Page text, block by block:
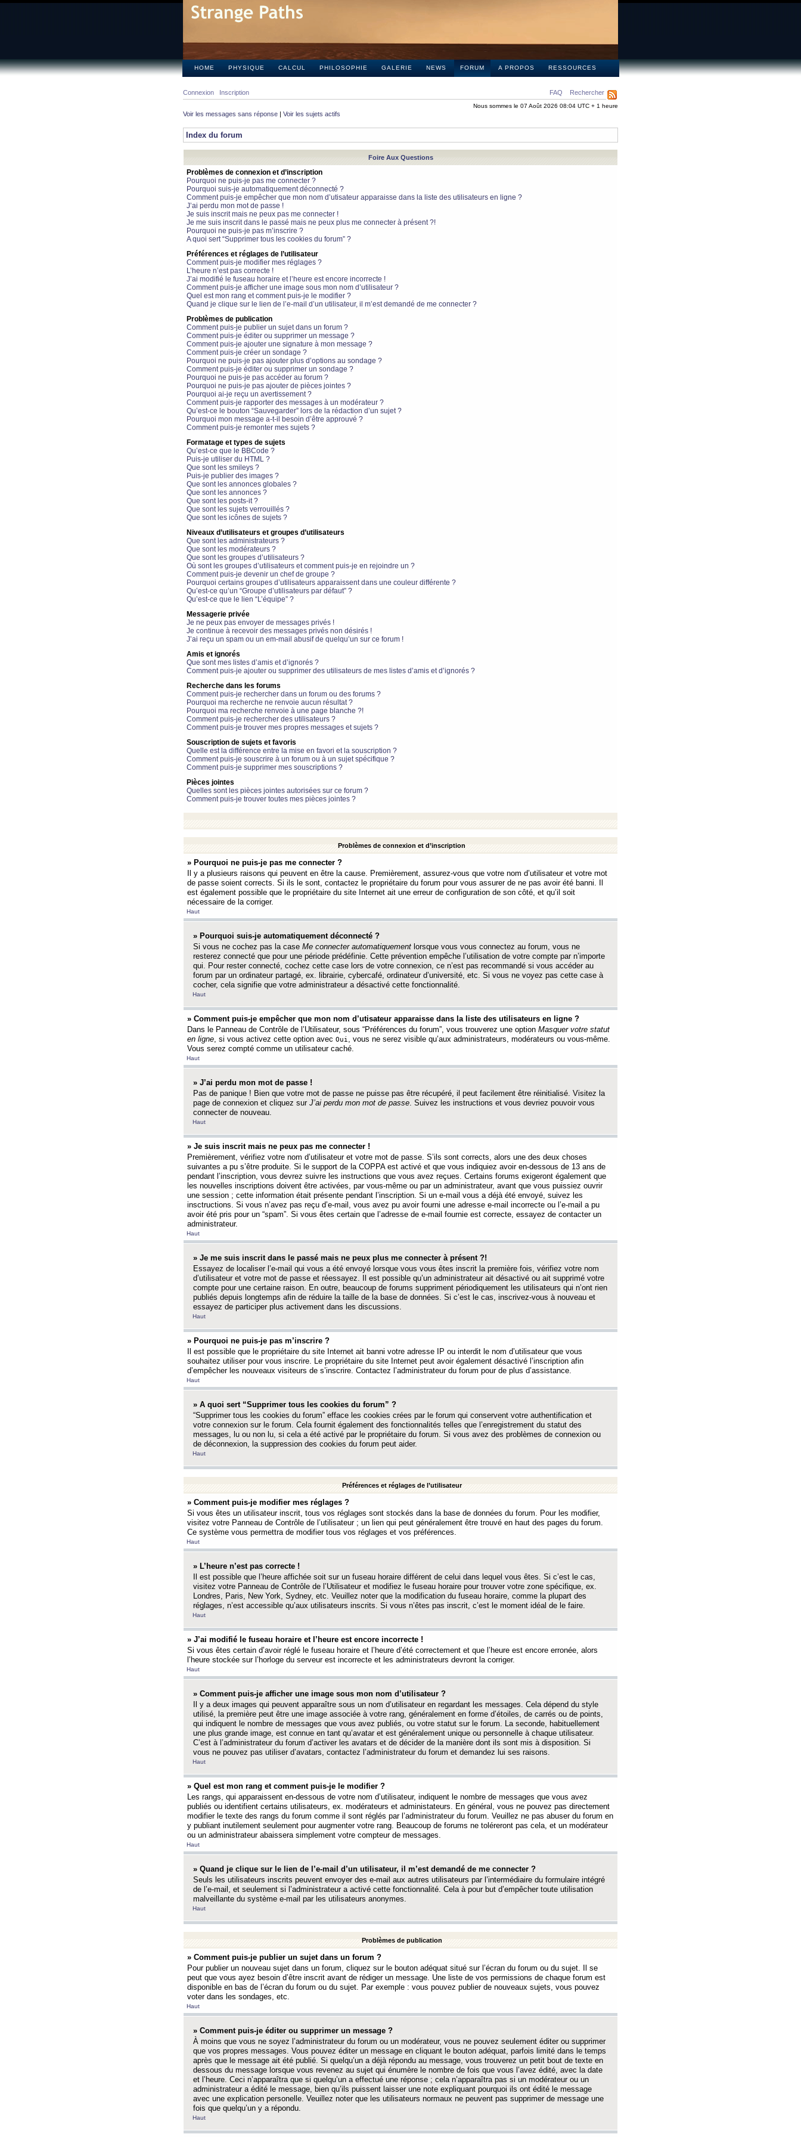
HOME PHYSIQUE CALCUL PHILOSOPHIE GALERIE NEWS FORUM A PROPOS RESSOURCES
FAQ Rechercher
Connexion Inscription
Nous sommes le 07 Août 2026 08:04 UTC + 1 heure
Voir les messages sans réponse | Voir les sujets actifs
Index du forum
Foire Aux Questions
Problèmes de connexion et d’inscription
Pourquoi ne puis-je pas me connecter ?
Pourquoi suis-je automatiquement déconnecté ?
Comment puis-je empêcher que mon nom d’utisateur apparaisse dans la liste des utilisateurs en ligne ?
J’ai perdu mon mot de passe !
Je suis inscrit mais ne peux pas me connecter !
Je me suis inscrit dans le passé mais ne peux plus me connecter à présent ?!
Pourquoi ne puis-je pas m’inscrire ?
A quoi sert “Supprimer tous les cookies du forum” ?
Préférences et réglages de l’utilisateur
Comment puis-je modifier mes réglages ?
L’heure n’est pas correcte !
J’ai modifié le fuseau horaire et l’heure est encore incorrecte !
Comment puis-je afficher une image sous mon nom d’utilisateur ?
Quel est mon rang et comment puis-je le modifier ?
Quand je clique sur le lien de l’e-mail d’un utilisateur, il m’est demandé de me connecter ?
Problèmes de publication
Comment puis-je publier un sujet dans un forum ?
Comment puis-je éditer ou supprimer un message ?
Comment puis-je ajouter une signature à mon message ?
Comment puis-je créer un sondage ?
Pourquoi ne puis-je pas ajouter plus d’options au sondage ?
Comment puis-je éditer ou supprimer un sondage ?
Pourquoi ne puis-je pas accéder au forum ?
Pourquoi ne puis-je pas ajouter de pièces jointes ?
Pourquoi ai-je reçu un avertissement ?
Comment puis-je rapporter des messages à un modérateur ?
Qu’est-ce le bouton “Sauvegarder” lors de la rédaction d’un sujet ?
Pourquoi mon message a-t-il besoin d’être approuvé ?
Comment puis-je remonter mes sujets ?
Formatage et types de sujets
Qu’est-ce que le BBCode ?
Puis-je utiliser du HTML ?
Que sont les smileys ?
Puis-je publier des images ?
Que sont les annonces globales ?
Que sont les annonces ?
Que sont les posts-it ?
Que sont les sujets verrouillés ?
Que sont les icônes de sujets ?
Niveaux d’utilisateurs et groupes d’utilisateurs
Que sont les administrateurs ?
Que sont les modérateurs ?
Que sont les groupes d’utilisateurs ?
Où sont les groupes d’utilisateurs et comment puis-je en rejoindre un ?
Comment puis-je devenir un chef de groupe ?
Pourquoi certains groupes d’utilisateurs apparaissent dans une couleur différente ?
Qu’est-ce qu’un “Groupe d’utilisateurs par défaut” ?
Qu’est-ce que le lien “L’équipe” ?
Messagerie privée
Je ne peux pas envoyer de messages privés !
Je continue à recevoir des messages privés non désirés !
J’ai reçu un spam ou un em-mail abusif de quelqu’un sur ce forum !
Amis et ignorés
Que sont mes listes d’amis et d’ignorés ?
Comment puis-je ajouter ou supprimer des utilisateurs de mes listes d’amis et d’ignorés ?
Recherche dans les forums
Comment puis-je rechercher dans un forum ou des forums ?
Pourquoi ma recherche ne renvoie aucun résultat ?
Pourquoi ma recherche renvoie à une page blanche ?!
Comment puis-je rechercher des utilisateurs ?
Comment puis-je trouver mes propres messages et sujets ?
Souscription de sujets et favoris
Quelle est la différence entre la mise en favori et la souscription ?
Comment puis-je souscrire à un forum ou à un sujet spécifique ?
Comment puis-je supprimer mes souscriptions ?
Pièces jointes
Quelles sont les pièces jointes autorisées sur ce forum ?
Comment puis-je trouver toutes mes pièces jointes ?
Problèmes de connexion et d’inscription
» Pourquoi ne puis-je pas me connecter ?
Il y a plusieurs raisons qui peuvent en être la cause. Premièrement, assurez-vous que votre nom d’utilisateur et votre mot
de passe soient corrects. Si ils le sont, contactez le propriétaire du forum pour vous assurer de ne pas avoir été banni. Il
est également possible que le propriétaire du site Internet ait une erreur de configuration de son côté, et qu’il soit
nécessaire de la corriger.
Haut
» Pourquoi suis-je automatiquement déconnecté ?
Si vous ne cochez pas la case Me connecter automatiquement lorsque vous vous connectez au forum, vous ne
resterez connecté que pour une période prédéfinie. Cette prévention empêche l’utilisation de votre compte par n’importe
qui. Pour rester connecté, cochez cette case lors de votre connexion, ce n’est pas recommandé si vous accéder au
forum par un ordinateur partagé, ex. librairie, cybercafé, ordinateur d’université, etc. Si vous ne voyez pas cette case à
cocher, cela signifie que votre administrateur a désactivé cette fonctionnalité.
Haut
» Comment puis-je empêcher que mon nom d’utisateur apparaisse dans la liste des utilisateurs en ligne ?
Dans le Panneau de Contrôle de l’Utilisateur, sous “Préférences du forum”, vous trouverez une option Masquer votre statut
en ligne, si vous activez cette option avec Oui , vous ne serez visible qu’aux administrateurs, modérateurs ou vous-même.
Vous serez compté comme un utilisateur caché.
Haut
» J’ai perdu mon mot de passe !
Pas de panique ! Bien que votre mot de passe ne puisse pas être récupéré, il peut facilement être réinitialisé. Visitez la
page de connexion et cliquez sur J’ai perdu mon mot de passe. Suivez les instructions et vous devriez pouvoir vous
connecter de nouveau.
Haut
» Je suis inscrit mais ne peux pas me connecter !
Premièrement, vérifiez votre nom d’utilisateur et votre mot de passe. S’ils sont corrects, alors une des deux choses
suivantes a pu s’être produite. Si le support de la COPPA est activé et que vous indiquiez avoir en-dessous de 13 ans de
pendant l’inscription, vous devrez suivre les instructions que vous avez reçues. Certains forums exigeront également que
les nouvelles inscriptions doivent être activées, par vous-même ou par un administrateur, avant que vous puissiez ouvrir
une session ; cette information était présente pendant l’inscription. Si un e-mail vous a déjà été envoyé, suivez les
insctructions. Si vous n’avez pas reçu d’e-mail, vous avez pu avoir fourni une adresse e-mail incorrecte ou l’e-mail a pu
avoir été pris pour un “spam”. Si vous êtes certain que l’adresse de e-mail fournie est correcte, essayez de contacter un
administrateur.
Haut
» Je me suis inscrit dans le passé mais ne peux plus me connecter à présent ?!
Essayez de localiser l’e-mail qui vous a été envoyé lorsque vous vous êtes inscrit la première fois, vérifiez votre nom
d’utilisateur et votre mot de passe et réessayez. Il est possible qu’un administrateur ait désactivé ou ait supprimé votre
compte pour une certaine raison. En outre, beaucoup de forums suppriment périodiquement les utilisateurs qui n’ont rien
publiés depuis longtemps afin de réduire la taille de la base de données. Si c’est le cas, inscrivez-vous à nouveau et
essayez de participer plus activement dans les discussions.
Haut
» Pourquoi ne puis-je pas m’inscrire ?
Il est possible que le propriétaire du site Internet ait banni votre adresse IP ou interdit le nom d’utilisateur que vous
souhaitez utiliser pour vous inscrire. Le propriétaire du site Internet peut avoir également désactivé l’inscription afin
d’empêcher les nouveaux visiteurs de s’inscrire. Contactez l’administrateur du forum pour de plus d’assistance.
Haut
» A quoi sert “Supprimer tous les cookies du forum” ?
“Supprimer tous les cookies du forum” efface les cookies crées par le forum qui conservent votre authentification et
votre connexion sur le forum. Cela fournit également des fonctionnalités telles que l’enregistrement du statut des
messages, lu ou non lu, si cela a été activé par le propriétaire du forum. Si vous avez des problèmes de connexion ou
de déconnexion, la suppression des cookies du forum peut aider.
Haut
Préférences et réglages de l’utilisateur
» Comment puis-je modifier mes réglages ?
Si vous êtes un utilisateur inscrit, tous vos réglages sont stockés dans la base de données du forum. Pour les modifier,
visitez votre Panneau de Contrôle de l’utilisateur ; un lien qui peut généralement être trouvé en haut des pages du forum.
Ce système vous permettra de modifier tous vos réglages et vos préférences.
Haut
» L’heure n’est pas correcte !
Il est possible que l’heure affichée soit sur un fuseau horaire différent de celui dans lequel vous êtes. Si c’est le cas,
visitez votre Panneau de Contrôle de l’Utilisateur et modifiez le fuseau horaire pour trouver votre zone spécifique, ex.
Londres, Paris, New York, Sydney, etc. Veuillez noter que la modification du fuseau horaire, comme la plupart des
réglages, n’est accessible qu’aux utilisateurs inscrits. Si vous n’êtes pas inscrit, c’est le moment idéal de le faire.
Haut
» J’ai modifié le fuseau horaire et l’heure est encore incorrecte !
Si vous êtes certain d’avoir réglé le fuseau horaire et l’heure d’été correctement et que l’heure est encore erronée, alors
l’heure stockée sur l’horloge du serveur est incorrecte et les administrateurs devront la corriger.
Haut
» Comment puis-je afficher une image sous mon nom d’utilisateur ?
Il y a deux images qui peuvent apparaître sous un nom d’utilisateur en regardant les messages. Cela dépend du style
utilisé, la première peut être une image associée à votre rang, généralement en forme d’étoiles, de carrés ou de points,
qui indiquent le nombre de messages que vous avez publiés, ou votre statut sur le forum. La seconde, habituellement
une plus grande image, est connue en tant qu’avatar et est généralement unique ou personnelle à chaque utilisateur.
C’est à l’administrateur du forum d’activer les avatars et de décider de la manière dont ils sont mis à disposition. Si
vous ne pouvez pas utiliser d’avatars, contactez l’administrateur du forum et demandez lui ses raisons.
Haut
» Quel est mon rang et comment puis-je le modifier ?
Les rangs, qui apparaissent en-dessous de votre nom d’utilisateur, indiquent le nombre de messages que vous avez
publiés ou identifient certains utilisateurs, ex. modérateurs et administateurs. En général, vous ne pouvez pas directement
modifier le texte des rangs du forum comme il sont réglés par l’administrateur du forum. Veuillez ne pas abuser du forum en
y publiant inutilement seulement pour augmenter votre rang. Beaucoup de forums ne toléreront pas cela, et un modérateur
ou un administrateur abaissera simplement votre compteur de messages.
Haut
» Quand je clique sur le lien de l’e-mail d’un utilisateur, il m’est demandé de me connecter ?
Seuls les utilisateurs inscrits peuvent envoyer des e-mail aux autres utilisateurs par l’intermédiaire du formulaire intégré
de l’e-mail, et seulement si l’administrateur a activé cette fonctionnalité. Cela à pour but d’empêcher toute utilisation
malveillante du système e-mail par les utilisateurs anonymes.
Haut
Problèmes de publication
» Comment puis-je publier un sujet dans un forum ?
Pour publier un nouveau sujet dans un forum, cliquez sur le bouton adéquat situé sur l’écran du forum ou du sujet. Il se
peut que vous ayez besoin d’être inscrit avant de rédiger un message. Une liste de vos permissions de chaque forum est
disponible en bas de l’écran du forum ou du sujet. Par exemple : vous pouvez publier de nouveaux sujets, vous pouvez
voter dans les sondages, etc.
Haut
» Comment puis-je éditer ou supprimer un message ?
À moins que vous ne soyez l’administrateur du forum ou un modérateur, vous ne pouvez seulement éditer ou supprimer
que vos propres messages. Vous pouvez éditer un message en cliquant le bouton adéquat, parfois limité dans le temps
après que le message ait été publié. Si quelqu’un a déjà répondu au message, vous trouverez un petit bout de texte en
dessous du message lorsque vous revenez au sujet qui énumère le nombre de fois que vous l’avez édité, avec la date
et l’heure. Ceci n’apparaîtra que si quelqu’un a effectué une réponse ; cela n’apparaîtra pas si un modérateur ou un
administrateur a édité le message, bien qu’ils puissent laisser une note expliquant pourquoi ils ont édité le message
avec une explication personelle. Veuillez noter que les utilisateurs normaux ne peuvent pas supprimer de message une
fois que quelqu’un y a répondu.
Haut